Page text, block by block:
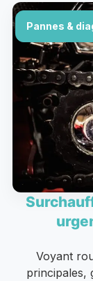
Pannes &
Voyant
principales,